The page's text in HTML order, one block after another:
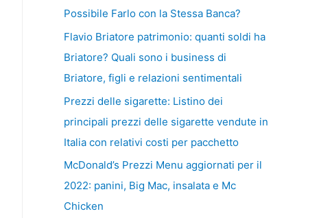
Possibile Farlo con la Stessa Banca?
Flavio Briatore patrimonio: quanti soldi ha
Briatore? Quali sono i business di
Briatore, figli e relazioni sentimentali
Prezzi delle sigarette: Listino dei
principali prezzi delle sigarette vendute in
Italia con relativi costi per pacchetto
McDonald’s Prezzi Menu aggiornati per il
2022: panini, Big Mac, insalata e Mc
Chicken